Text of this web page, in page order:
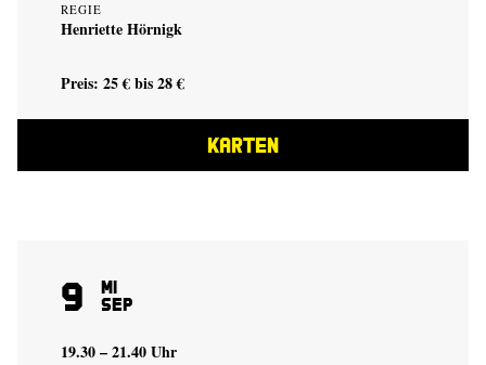
REGIE
Henriette Hörnigk
Preis: 25 € bis 28 €
KARTEN
9 Mi
Sep
19.30 – 21.40 Uhr